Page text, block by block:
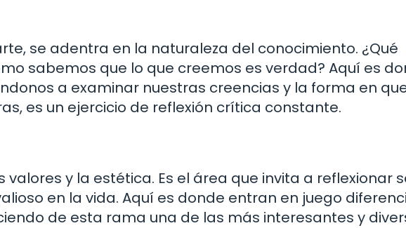
se adentra en la naturaleza del conocimiento. ¿Qué
sabemos que lo que creemos es verdad? Aquí es
a examinar nuestras creencias y la forma en
es un ejercicio de reflexión crítica constante.
valores y la estética. Es el área que invita a reflexionar
en la vida. Aquí es donde entran en juego
de esta rama una de las más interesantes y